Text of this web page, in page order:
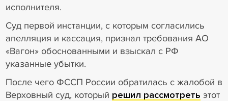
исполнителя.
Суд первой инстанции, с которым согласились
апелляция и кассация, признал требования АО
«Вагон» обоснованными и взыскал с РФ
указанные убытки.
После чего ФССП России обратилась с жалобой в
Верховный суд, который решил рассмотреть этот